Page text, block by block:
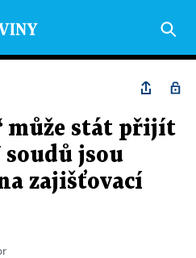
může stát přijít
jsou
zajišťovací